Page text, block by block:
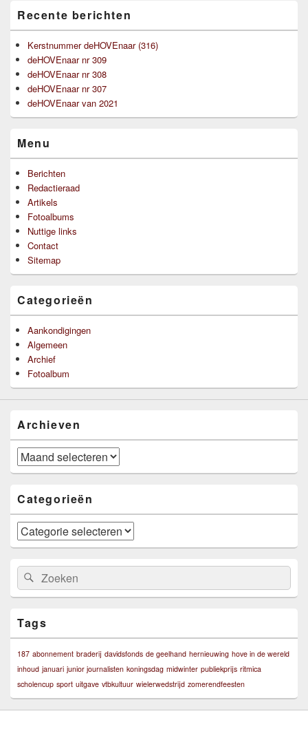
zijbalk
widget
gebied
Recente berichten
Kerstnummer deHOVEnaar (316)
deHOVEnaar nr 309
deHOVEnaar nr 308
deHOVEnaar nr 307
deHOVEnaar van 2021
Menu
Berichten
Redactieraad
Artikels
Fotoalbums
Nuttige links
Contact
Sitemap
Categorieën
Aankondigingen
Algemeen
Archief
Fotoalbum
Archieven
Archieven
Categorieën
Categorieën
Zoeken
naar:
Zoeken
Tags
187 abonnement braderij davidsfonds de geelhand hernieuwing hove in de wereld
inhoud januari junior journalisten koningsdag midwinter publiekprijs ritmica
scholencup sport uitgave vtbkultuur wielerwedstrijd zomerendfeesten